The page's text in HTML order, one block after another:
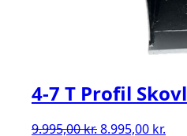
4-7 T Profil Skovl
9.995,00kr.Den
8.995,00 kr.